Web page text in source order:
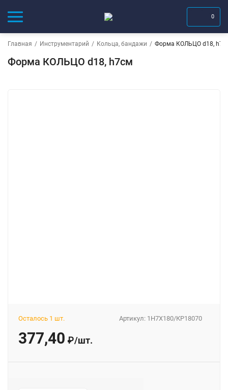
0
Главная / Инструментарий / Кольца, бандажи / Форма КОЛЬЦО d18,
Форма КОЛЬЦО d18, h7см
Артикул: 1H7X180/КР18070
Осталось 1 шт.
377,40 ₽/шт.